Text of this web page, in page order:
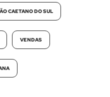
CAETANO DO SUL
VENDAS